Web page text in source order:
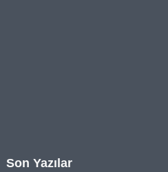
Son Yazılar